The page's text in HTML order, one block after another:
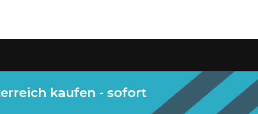
kaufen - sofort